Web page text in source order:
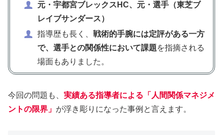
元・宇都宮ブレックスHC、元・選手（東芝ブ
レイブサンダース）
指導歴も長く、 戦術的手腕には定評がある一方
で、選手との関係性において課題を指摘される
場面もありました。
今回の問題も、 実績ある指導者による「人間関係マネジメ
ントの限界」 が浮き彫りになった事例と言えます。